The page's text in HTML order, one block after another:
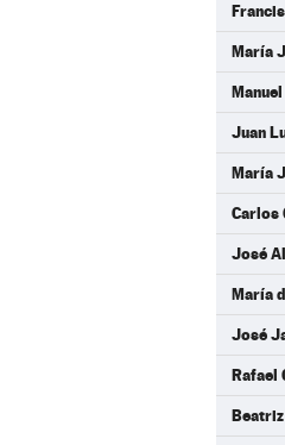
María
Juan
María
Carlos
José
María
José
Rafael
Beatriz